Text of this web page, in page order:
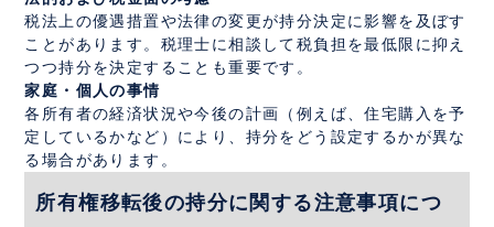
税法上の優遇措置や法律の変更が持分決定に影響を及ぼす
ことがあります。税理士に相談して税負担を最低限に抑え
つつ持分を決定することも重要です。
家庭・個人の事情
各所有者の経済状況や今後の計画（例えば、住宅購入を予
定しているかなど）により、持分をどう設定するかが異な
る場合があります。
所有権移転後の持分に関する注意事項につ